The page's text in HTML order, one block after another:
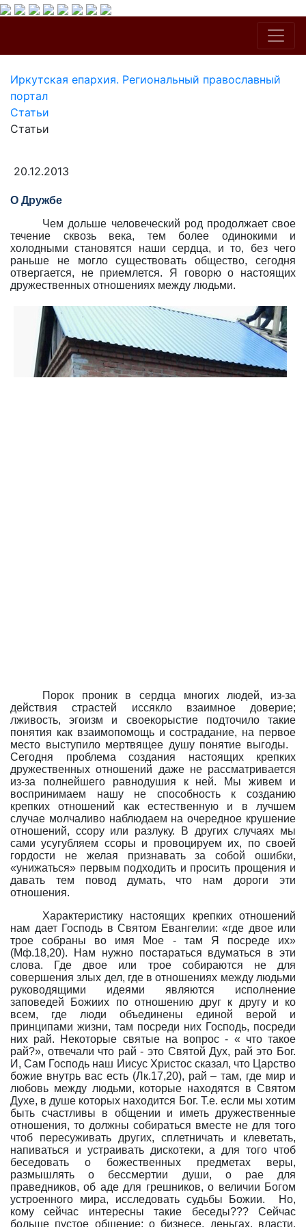
Иркутская епархия. Региональный православный
портал
Статьи
Статьи
20.12.2013
О Дружбе
Чем дольше человеческий род продолжает свое
течение сквозь века, тем более одинокими и
холодными становятся наши сердца, и то, без чего
раньше не могло существовать общество, сегодня
отвергается, не приемлется. Я говорю о настоящих
дружественных отношениях между людьми.
Порок проник в сердца многих людей, из-за
действия страстей иссякло взаимное доверие;
лживость, эгоизм и своекорыстие подточило такие
понятия как взаимопомощь и сострадание, на первое
место выступило мертвящее душу понятие выгоды.
Сегодня проблема создания настоящих крепких
дружественных отношений даже не рассматривается
из-за полнейшего равнодушия к ней. Мы живем и
воспринимаем нашу не способность к созданию
крепких отношений как естественную и в лучшем
случае молчаливо наблюдаем на очередное крушение
отношений, ссору или разлуку. В других случаях мы
сами усугубляем ссоры и провоцируем их, по своей
гордости не желая признавать за собой ошибки,
«унижаться» первым подходить и просить прощения и
давать тем повод думать, что нам дороги эти
отношения.
Характеристику настоящих крепких отношений
нам дает Господь в Святом Евангелии: «где двое или
трое собраны во имя Мое - там Я посреде их»
(Мф.18,20). Нам нужно постараться вдуматься в эти
слова. Где двое или трое собираются не для
совершения злых дел, где в отношениях между людьми
руководящими идеями являются исполнение
заповедей Божиих по отношению друг к другу и ко
всем, где люди объединены единой верой и
принципами жизни, там посреди них Господь, посреди
них рай. Некоторые святые на вопрос - « что такое
рай?», отвечали что рай - это Святой Дух, рай это Бог.
И, Сам Господь наш Иисус Христос сказал, что Царство
божие внутрь вас есть (Лк.17,20), рай – там, где мир и
любовь между людьми, которые находятся в Святом
Духе, в душе которых находится Бог. Т.е. если мы хотим
быть счастливы в общении и иметь дружественные
отношения, то должны собираться вместе не для того
чтоб пересуживать других, сплетничать и клеветать,
напиваться и устраивать дискотеки, а для того чтоб
беседовать о божественных предметах веры,
размышлять о бессмертии души, о рае для
праведников, об аде для грешников, о величии Богом
устроенного мира, исследовать судьбы Божии.
Но,
кому сейчас интересны такие беседы??? Сейчас
больше пустое общение: о бизнесе, деньгах, власти,